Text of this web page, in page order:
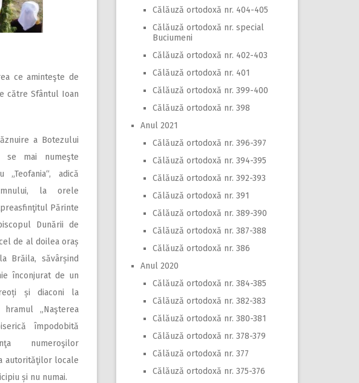
ce aminteşte de
către Sfântul Ioan
a Botezului
se mai numeşte
„Teofania“, adică
la orele
Părinte
Dunării de
de al doilea oraș
Brăila, săvârșind
înconjurat de un
și diaconi la
„Naşterea
împodobită
numeroşilor
autorităţilor locale
și nu numai.
Călăuză ortodoxă nr. 404-405
Călăuză ortodoxă nr. special
Buciumeni
Călăuză ortodoxă nr. 402-403
Călăuză ortodoxă nr. 401
Călăuză ortodoxă nr. 399-400
Călăuză ortodoxă nr. 398
Anul 2021
Călăuză ortodoxă nr. 396-397
Călăuză ortodoxă nr. 394-395
Călăuză ortodoxă nr. 392-393
Călăuză ortodoxă nr. 391
Călăuză ortodoxă nr. 389-390
Călăuză ortodoxă nr. 387-388
Călăuză ortodoxă nr. 386
Anul 2020
Călăuză ortodoxă nr. 384-385
Călăuză ortodoxă nr. 382-383
Călăuză ortodoxă nr. 380-381
Călăuză ortodoxă nr. 378-379
Călăuză ortodoxă nr. 377
Călăuză ortodoxă nr. 375-376